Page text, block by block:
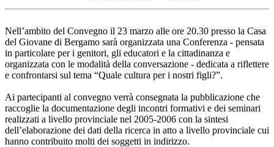
Nell’ambito del Convegno il 23 marzo alle ore 20.30 presso la Casa
del Giovane di Bergamo sarà organizzata una Conferenza - pensata
in particolare per i genitori, gli educatori e la cittadinanza e
organizzata con le modalità della conversazione - dedicata a riflettere
e confrontarsi sul tema “Quale cultura per i nostri figli?”.
Ai partecipanti al convegno verrà consegnata la pubblicazione che
raccoglie la documentazione degli incontri formativi e dei seminari
realizzati a livello provinciale nel 2005-2006 con la sintesi
dell’elaborazione dei dati della ricerca in atto a livello provinciale cui
hanno contribuito molti dei soggetti in indirizzo.